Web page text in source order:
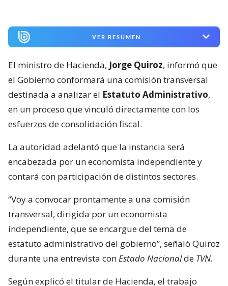
VER RESUMEN
El ministro de Hacienda, Jorge Quiroz, informó que
el Gobierno conformará una comisión transversal
destinada a analizar el Estatuto Administrativo,
en un proceso que vinculó directamente con los
esfuerzos de consolidación fiscal.
La autoridad adelantó que la instancia será
encabezada por un economista independiente y
contará con participación de distintos sectores.
“Voy a convocar prontamente a una comisión
transversal, dirigida por un economista
independiente, que se encargue del tema de
estatuto administrativo del gobierno”, señaló Quiroz
durante una entrevista con Estado Nacionalde TVN.
Según explicó el titular de Hacienda, el trabajo